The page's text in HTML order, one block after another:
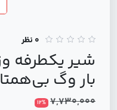
0 نظر
بار وگ بی‌همتا 3 اینچ
7,730,000
12%